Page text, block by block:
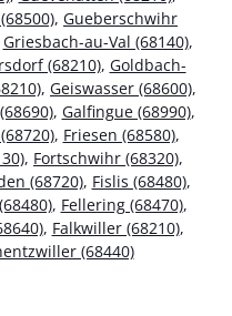
, Gueberschwihr
Griesbach-au-Val (68140),
(68210), Goldbach-
, Geiswasser (68600),
, Galfingue (68990),
, Friesen (68580),
, Fortschwihr (68320),
(68720), Fislis (68480),
, Fellering (68470),
, Falkwiller (68210),
(68440)